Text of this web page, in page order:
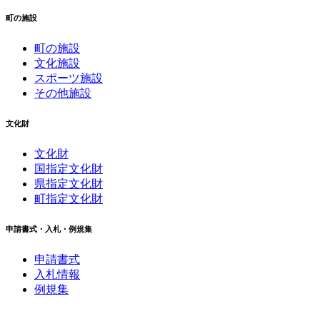
町の施設
町の施設
文化施設
スポーツ施設
その他施設
文化財
文化財
国指定文化財
県指定文化財
町指定文化財
申請書式・入札・例規集
申請書式
入札情報
例規集